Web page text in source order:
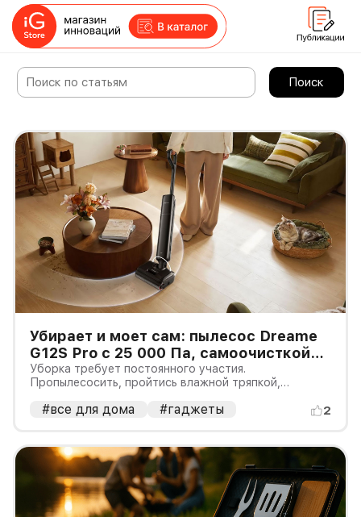
Поиск
Убирает и моет сам: пылесос Dreame
G12S Pro с 25 000 Па, самоочисткой
при 90°C и плоским корпусом
появился в России
Уборка требует постоянного участия.
Пропылесосить, пройтись влажной тряпкой,
действия, повторяющиеся почти каждый день,
#все для дома #гаджеты 2